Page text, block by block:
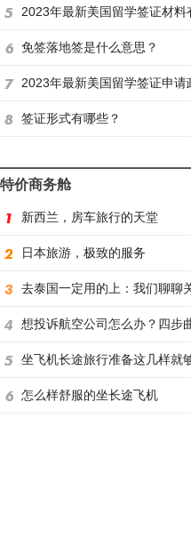
2023年最新美国留学签证材料有哪
免签落地签是什么意思？
2023年最新美国留学签证申请
签证形式有哪些？
特价商务舱
新西兰，房车旅行的天堂
日本旅游，极致的服务
去泰国一定用的上：我们聊聊
想投诉航空公司怎么办？四步
坐飞机长途旅行准备这几样就
怎么样舒服的坐长途飞机